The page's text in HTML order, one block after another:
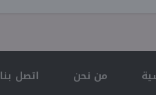
من نحن
اتصل بنا